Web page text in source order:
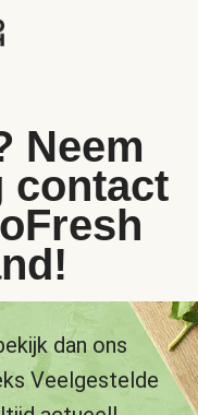
Neem
contact
dan ons
Veelgestelde